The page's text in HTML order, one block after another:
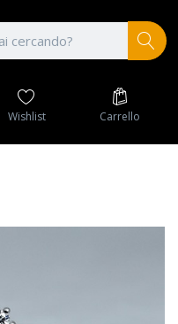
Wishlist Carrello